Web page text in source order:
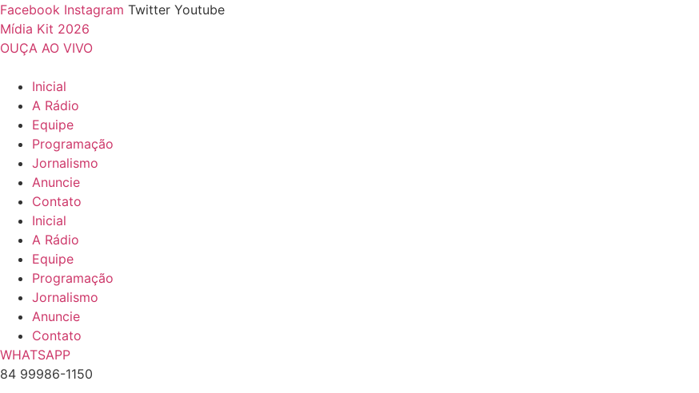
Ir
para
o
Facebook Instagram Twitter Youtube
Mídia Kit 2026
OUÇA AO VIVO
Inicial
A Rádio
Equipe
Programação
Jornalismo
Anuncie
Contato
Inicial
A Rádio
Equipe
Programação
Jornalismo
Anuncie
Contato
WHATSAPP
84 99986-1150